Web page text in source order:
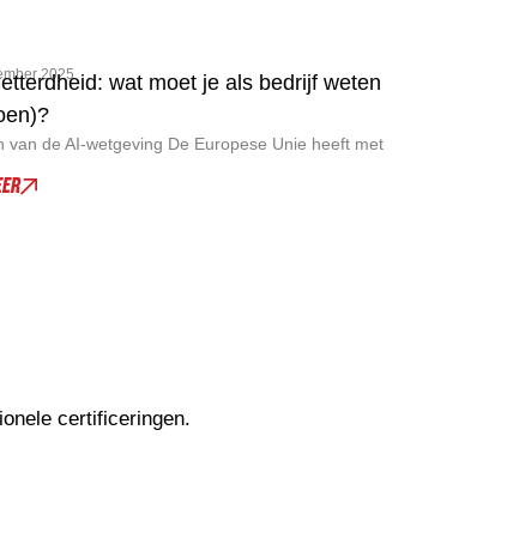
2025
wat moet je als bedrijf weten
van de AI-wetgeving De Europese Unie heeft met
certificeringen.